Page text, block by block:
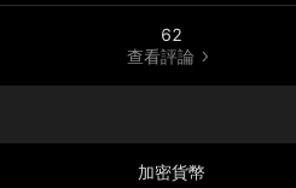
62
查看評論
加密貨幣